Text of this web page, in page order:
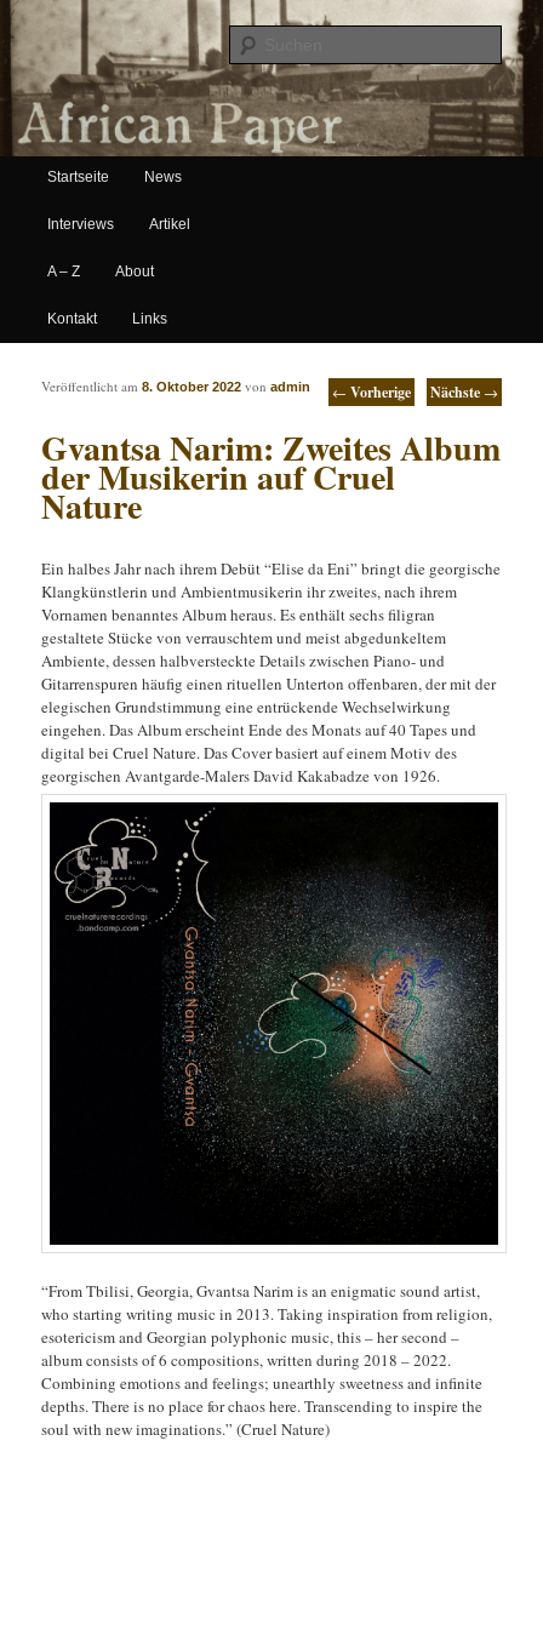
African Paper
Hauptmenü
Zum Inhalt wechseln
Zum sekundären Inhalt wechseln
Startseite News
Interviews Artikel
A – Z About
Kontakt Links
Artikelnavigation ← Vorherige Nächste →
Gvantsa Narim: Zweites Album
der Musikerin auf Cruel
Nature
Veröffentlicht am8. Oktober 2022 vonadmin
Ein halbes Jahr nach ihrem Debüt “Elise da Eni” bringt die georgische
Klangkünstlerin und Ambientmusikerin ihr zweites, nach ihrem
Vornamen benanntes Album heraus. Es enthält sechs filigran
gestaltete Stücke von verrauschtem und meist abgedunkeltem
Ambiente, dessen halbversteckte Details zwischen Piano- und
Gitarrenspuren häufig einen rituellen Unterton offenbaren, der mit der
elegischen Grundstimmung eine entrückende Wechselwirkung
eingehen. Das Album erscheint Ende des Monats auf 40 Tapes und
digital bei Cruel Nature. Das Cover basiert auf einem Motiv des
georgischen Avantgarde-Malers David Kakabadze von 1926.
“From Tbilisi, Georgia, Gvantsa Narim is an enigmatic sound artist,
who starting writing music in 2013. Taking inspiration from religion,
esotericism and Georgian polyphonic music, this – her second –
album consists of 6 compositions, written during 2018 – 2022.
Combining emotions and feelings; unearthly sweetness and infinite
depths. There is no place for chaos here. Transcending to inspire the
soul with new imaginations.” (Cruel Nature)